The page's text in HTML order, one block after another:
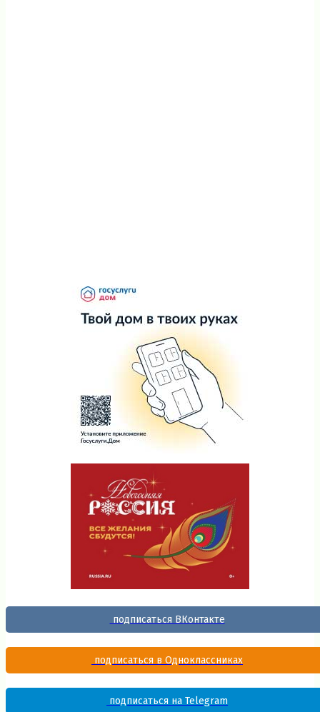
подписаться ВКонтакте
подписаться в Одноклассниках
подписаться на Telegram